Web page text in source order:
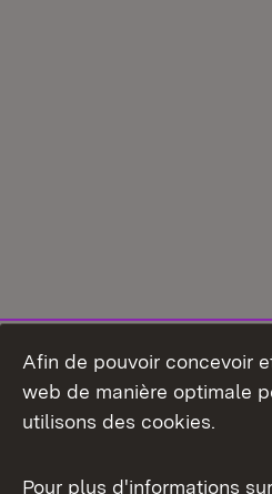
Afin de pouvoir concevoir
web de manière optimale
utilisons des cookies.
Pour plus d'informations